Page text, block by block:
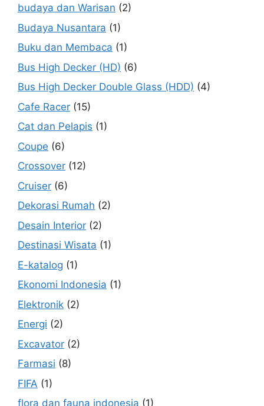
budaya dan Warisan (2)
Budaya Nusantara (1)
Buku dan Membaca (1)
Bus High Decker (HD) (6)
Bus High Decker Double Glass (HDD) (4)
Cafe Racer (15)
Cat dan Pelapis (1)
Coupe (6)
Crossover (12)
Cruiser (6)
Dekorasi Rumah (2)
Desain Interior (2)
Destinasi Wisata (1)
E-katalog (1)
Ekonomi Indonesia (1)
Elektronik (2)
Energi (2)
Excavator (2)
Farmasi (8)
FIFA (1)
flora dan fauna indonesia (1)